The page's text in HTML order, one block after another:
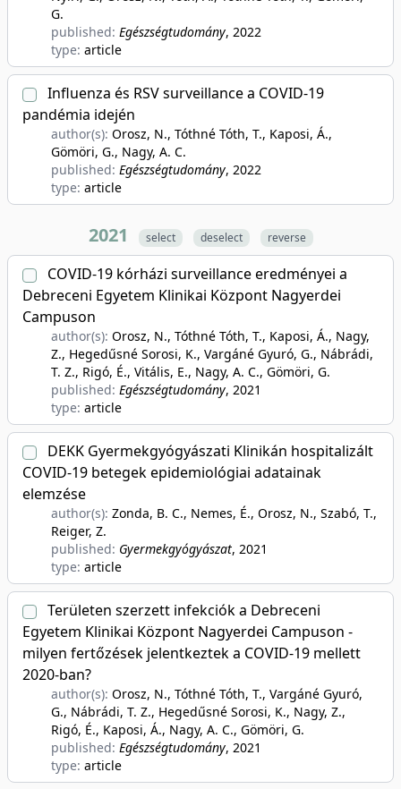
G.
published: Egészségtudomány, 2022
type: article
Influenza és RSV surveillance a COVID-19
pandémia idején
author(s): Orosz, N., Tóthné Tóth, T., Kaposi, Á.,
Gömöri, G., Nagy, A. C.
published: Egészségtudomány, 2022
type: article
2021 select deselect reverse
COVID-19 kórházi surveillance eredményei a
Debreceni Egyetem Klinikai Központ Nagyerdei
Campuson
author(s): Orosz, N., Tóthné Tóth, T., Kaposi, Á., Nagy,
Z., Hegedűsné Sorosi, K., Vargáné Gyuró, G., Nábrádi,
T. Z., Rigó, É., Vitális, E., Nagy, A. C., Gömöri, G.
published: Egészségtudomány, 2021
type: article
DEKK Gyermekgyógyászati Klinikán hospitalizált
COVID-19 betegek epidemiológiai adatainak
elemzése
author(s): Zonda, B. C., Nemes, É., Orosz, N., Szabó, T.,
Reiger, Z.
published: Gyermekgyógyászat, 2021
type: article
Területen szerzett infekciók a Debreceni
Egyetem Klinikai Központ Nagyerdei Campuson -
milyen fertőzések jelentkeztek a COVID-19 mellett
2020-ban?
author(s): Orosz, N., Tóthné Tóth, T., Vargáné Gyuró,
G., Nábrádi, T. Z., Hegedűsné Sorosi, K., Nagy, Z.,
Rigó, É., Kaposi, Á., Nagy, A. C., Gömöri, G.
published: Egészségtudomány, 2021
type: article